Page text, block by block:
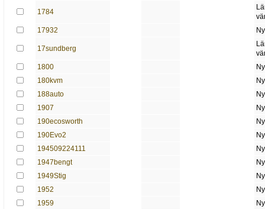
1784
17932
17sundberg
1800
180kvm
188auto
1907
190ecosworth
190Evo2
194509224111
1947bengt
1949Stig
1952
1959